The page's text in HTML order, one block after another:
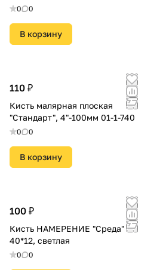
0 0
В корзину
110 ₽
Кисть малярная плоская
"Стандарт", 4"-100мм 01-1-740
0 0
В корзину
100 ₽
Кисть НАМЕРЕНИЕ "Среда"
40*12, светлая
0 0